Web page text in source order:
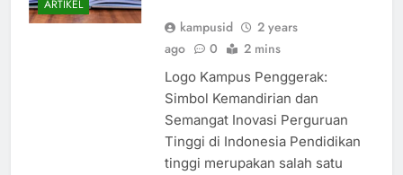
ARTIKEL
kampusid
2 years
ago
0 2 mins
Logo Kampus Penggerak:
Simbol Kemandirian dan
Semangat Inovasi Perguruan
Tinggi di Indonesia Pendidikan
tinggi merupakan salah satu